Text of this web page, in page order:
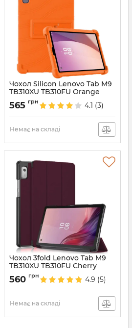
Чохол Silicon Lenovo Tab M9
TB310XU TB310FU Orange
Артикул:6756
565 грн 4.1 (3)
Немає на складі
Чохол 3fold Lenovo Tab M9
TB310XU TB310FU Cherry
Артикул:6975
560 грн 4.9 (5)
Немає на складі